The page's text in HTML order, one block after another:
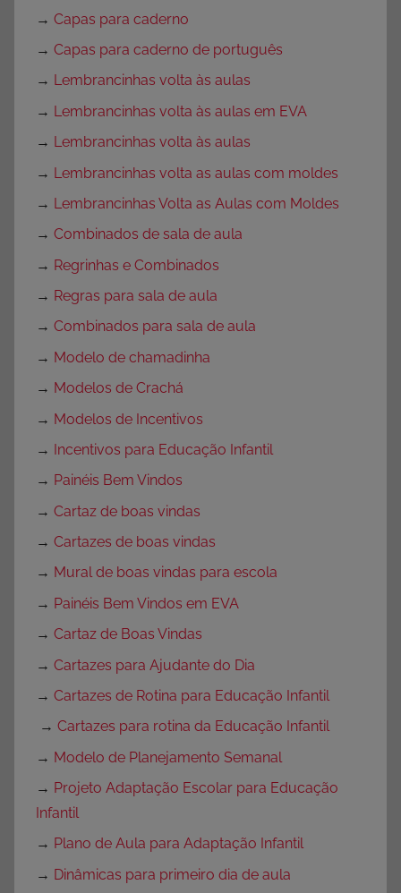
→ Capas para caderno
→ Capas para caderno de português
→ Lembrancinhas volta às aulas
→ Lembrancinhas volta às aulas em EVA
→ Lembrancinhas volta às aulas
→ Lembrancinhas volta as aulas com moldes
→ Lembrancinhas Volta as Aulas com Moldes
→ Combinados de sala de aula
→ Regrinhas e Combinados
→ Regras para sala de aula
→ Combinados para sala de aula
→ Modelo de chamadinha
→ Modelos de Crachá
→ Modelos de Incentivos
→ Incentivos para Educação Infantil
→ Painéis Bem Vindos
→ Cartaz de boas vindas
→ Cartazes de boas vindas
→ Mural de boas vindas para escola
→ Painéis Bem Vindos em EVA
→ Cartaz de Boas Vindas
→ Cartazes para Ajudante do Dia
→ Cartazes de Rotina para Educação Infantil
→ Cartazes para rotina da Educação Infantil
→ Modelo de Planejamento Semanal
→ Projeto Adaptação Escolar para Educação
Infantil
→ Plano de Aula para Adaptação Infantil
→ Dinâmicas para primeiro dia de aula